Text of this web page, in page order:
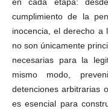
cumplimiento de la
inocencia, el derecho a
no son únicamente
necesarias para la
mismo modo,
detenciones arbitrarias
es esencial para